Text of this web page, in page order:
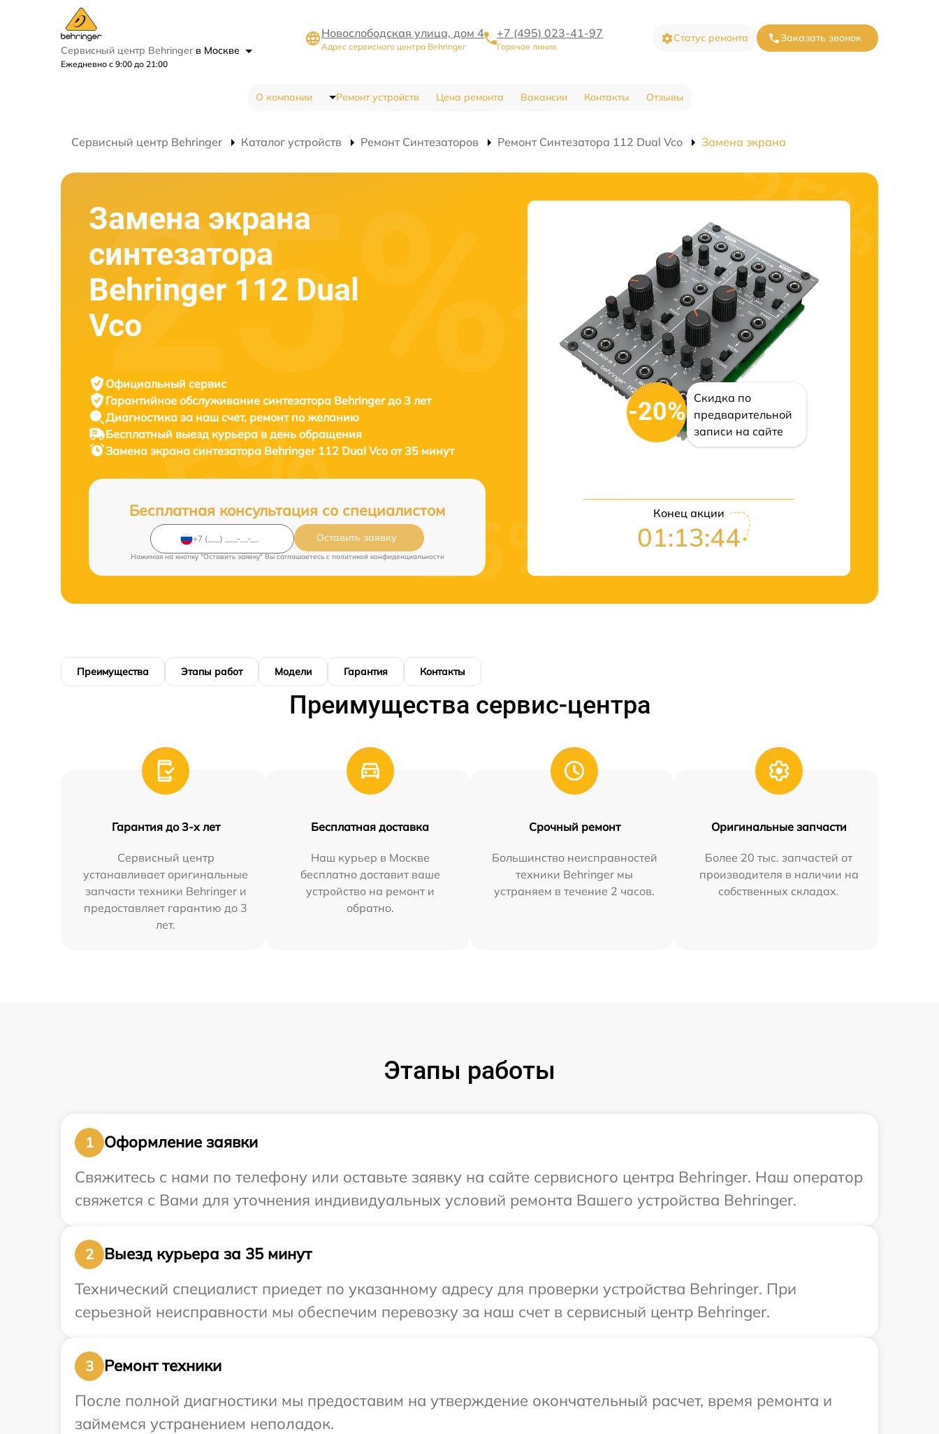
Сервисный центр Behringer в Москве
Ежедневно с 9:00 до 21:00
Новослободская улица, дом 4
Адрес сервисного центра Behringer
+7 (495) 023-41-97
Горячая линия
Статус ремонта Заказать звонок
О компании Ремонт устройств Цена ремонта Вакансии Контакты Отзывы
Сервисный центр Behringer Каталог устройств Ремонт Синтезаторов Ремонт Синтезатора 112 Dual Vco Замена экрана
Замена экрана
синтезатора
Behringer 112 Dual
Vco
Официальный сервис
Гарантийное обслуживание синтезатора Behringer до 3 лет
Диагностика за наш счет, ремонт по желанию
Бесплатный выезд курьера в день обращения
Замена экрана синтезатора Behringer 112 Dual Vco от 35 минут
Бесплатная консультация со специалистом
Оставить заявку
Нажимая на кнопку "Оставить заявку" Вы соглашаетесь c политикой конфиденциальности
-20%
Скидка по
предварительной
записи на сайте
Конец акции
01:13:43
Преимущества Этапы работ Модели Гарантия Контакты
Преимущества сервис-центра
Гарантия до 3-х лет
Сервисный центр
устанавливает оригинальные
запчасти техники Behringer и
предоставляет гарантию до 3
лет.
Бесплатная доставка
Наш курьер в Москве
бесплатно доставит ваше
устройство на ремонт и
обратно.
Срочный ремонт
Большинство неисправностей
техники Behringer мы
устраняем в течение 2 часов.
Оригинальные запчасти
Более 20 тыс. запчастей от
производителя в наличии на
собственных складах.
Этапы работы
1
Оформление заявки
Свяжитесь с нами по телефону или оставьте заявку на сайте сервисного центра Behringer. Наш оператор
свяжется с Вами для уточнения индивидуальных условий ремонта Вашего устройства Behringer.
2
Выезд курьера за 35 минут
Технический специалист приедет по указанному адресу для проверки устройства Behringer. При
серьезной неисправности мы обеспечим перевозку за наш счет в сервисный центр Behringer.
3
Ремонт техники
После полной диагностики мы предоставим на утверждение окончательный расчет, время ремонта и
займемся устранением неполадок.